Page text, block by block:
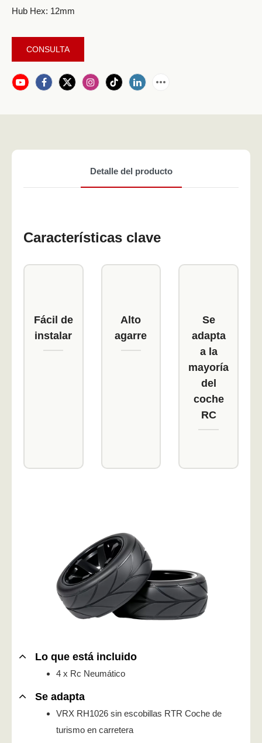
Hub Hex: 12mm
CONSULTA
Detalle del producto
Características clave
Fácil de
instalar
Alto
agarre
Se
adapta
a la
mayoría
del
coche
RC
Lo que está incluido
4 x Rc Neumático
Se adapta
VRX RH1026 sin escobillas RTR Coche de
turismo en carretera